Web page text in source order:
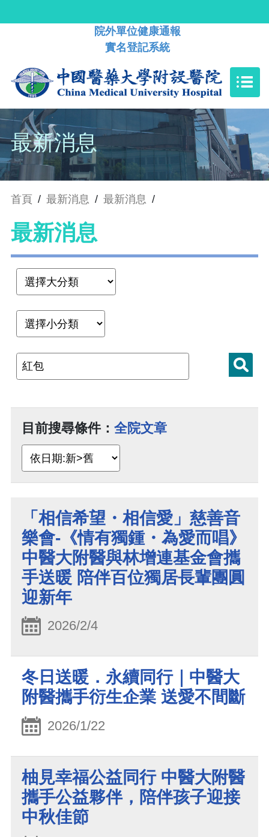
院外單位健康通報
實名登記系統
最新消息
首頁 / 最新消息 / 最新消息 /
最新消息
目前搜尋條件： 全院文章
「相信希望・相信愛」慈善音
樂會-《情有獨鍾・為愛而唱》
中醫大附醫與林增連基金會攜
手送暖 陪伴百位獨居長輩團圓
迎新年
2026/2/4
冬日送暖．永續同行｜中醫大
附醫攜手衍生企業 送愛不間斷
2026/1/22
柚見幸福公益同行 中醫大附醫
攜手公益夥伴，陪伴孩子迎接
中秋佳節